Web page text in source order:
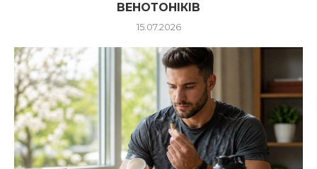
ВЕНОТОНІКІВ
15.07.2026